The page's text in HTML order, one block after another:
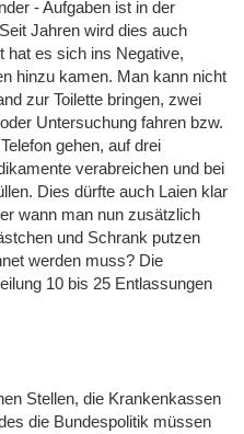
- Aufgaben ist in der
Jahren wird dies auch
hat es sich ins Negative,
hinzu kamen. Man kann nicht
zur Toilette bringen, zwei
Untersuchung fahren bzw.
gehen, auf drei
verabreichen und bei
Dies dürfte auch Laien klar
wann man nun zusätzlich
und Schrank putzen
werden muss? Die
10 bis 25 Entlassungen
Stellen, die Krankenkassen
die Bundespolitik müssen